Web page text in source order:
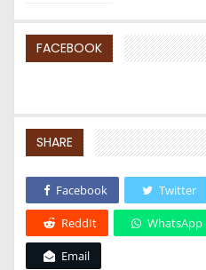
FACEBOOK
SHARE
Facebook Twitter
ReddIt WhatsApp
Email